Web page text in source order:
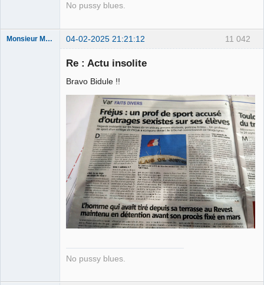
No pussy blues.
11 042
Monsieur Maurice 04-02-2025 21:21:12
Re : Actu insolite
Bravo Bidule !!
No pussy blues.